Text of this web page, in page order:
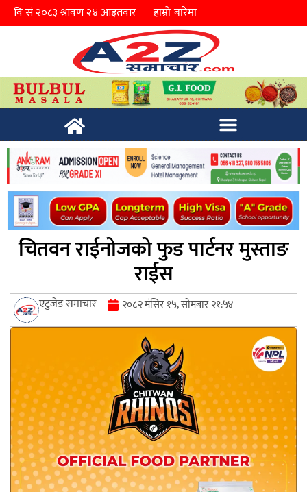
हाम्रो बारेमा
चितवन राईनोजको फुड पार्टनर मुस्ताङ
राईस
एटुजेड समाचार २०८२ मंसिर १५, सोमबार २१:५४